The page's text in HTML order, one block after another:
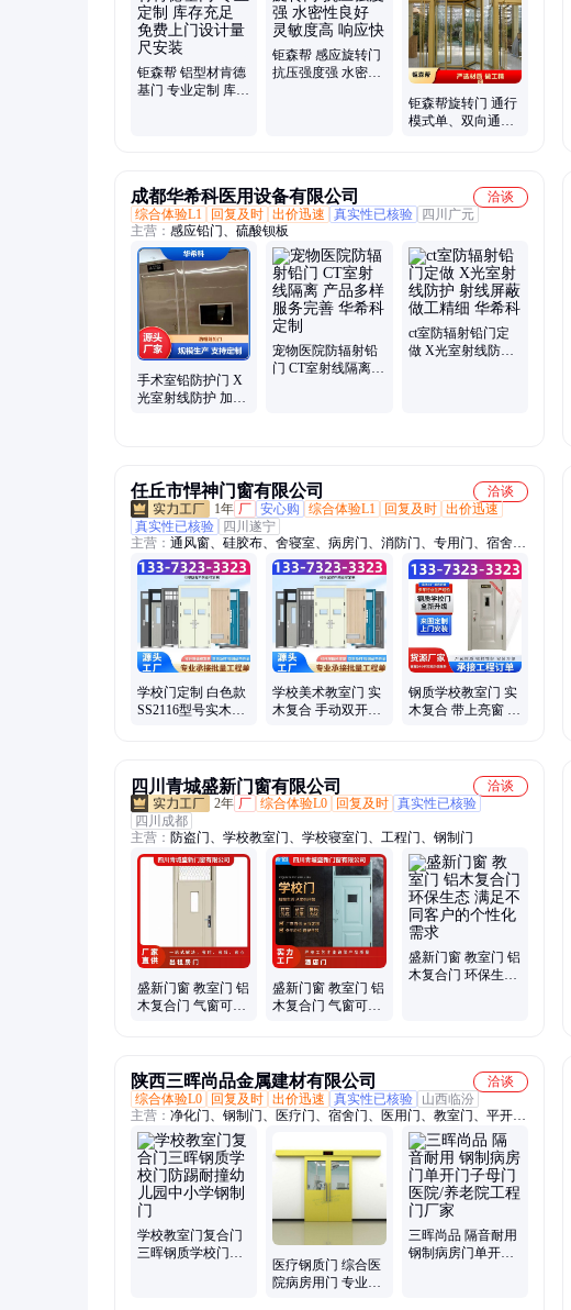
钜森帮 铝型材肯德
基门 专业定制 库存
钜森帮 感应旋转门
抗压强度强 水密性
钜森帮旋转门 通行
模式单、双向通行
成都华希科医用设备有限公司
洽谈
综合体验L1
回复及时 出价迅速 真实性已核验
四川广元
主营： 感应铅门、硫酸钡板
手术室铅防护门 X
光室射线防护 加厚
宠物医院防辐射铅
门 CT室射线隔离
ct室防辐射铅门定
做 X光室射线防护
任丘市悍神门窗有限公司
洽谈
1年 厂 安心购 综合体验L1 回复及时 出价迅速
真实性已核验
四川遂宁
主营： 通风窗、硅胶布、舍寝室、病房门、消防门、专用门、宿舍
门、火门窗、耐火门、逃生门、教室门、室内门、平开门、防盗门、
隔音门、进户门、单元门、简易门、阻燃门、防火窗、防爆窗、消防
窗、铝型材、防火布、无机布
学校门定制 白色款
SS2116型号实木复
学校美术教室门 实
木复合 手动双开
钢质学校教室门 实
木复合 带上亮窗 不
四川青城盛新门窗有限公司
洽谈
2年 厂 综合体验L0 回复及时 真实性已核验
四川成都
主营： 防盗门、学校教室门、学校寝室门、工程门、钢制门
盛新门窗 教室门 铝
木复合门 气窗可选
盛新门窗 教室门 铝
木复合门 气窗可选
盛新门窗 教室门 铝
木复合门 环保生态
陕西三晖尚品金属建材有限公司
洽谈
综合体验L0
回复及时 出价迅速 真实性已核验
山西临汾
主营： 净化门、钢制门、医疗门、宿舍门、医用门、教室门、平开
门、子母门、病房门、气密门、射线门、洁净门、医院门、钢质门、
教室钢质、防护铅门、医用木门、医用铅门、医用ct铅门、钢质防火
门、钢质医疗门、护墙板、医用家具
学校教室门复合门
三晖钢质学校门防
医疗钢质门 综合医
院病房用门 专业定
三晖尚品 隔音耐用
钢制病房门单开门